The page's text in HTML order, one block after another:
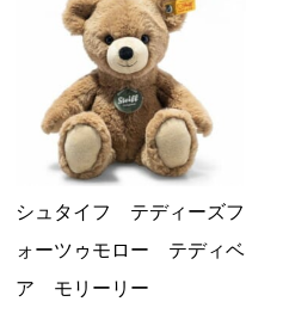
シュタイフ テディーズフ
ォーツゥモロー テディベ
ア モリーリー